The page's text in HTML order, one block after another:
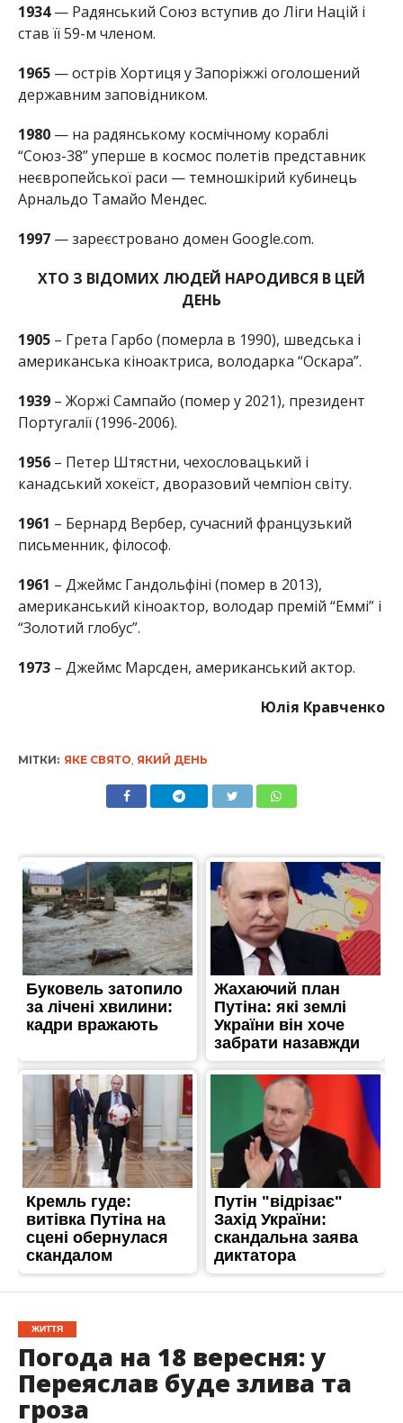
1934— Радянський Союз вступив до Ліги Націй і
став її 59-м членом.
1965— острів Хортиця у Запоріжжі оголошений
державним заповідником.
1980— на радянському космічному кораблі
“Союз-38” уперше в космос полетів представник
неєвропейської раси — темношкірий кубинець
Арнальдо Тамайо Мендес.
1997— зареєстровано домен Google.com.
ХТО З ВІДОМИХ ЛЮДЕЙ НАРОДИВСЯ В ЦЕЙ
ДЕНЬ
1905– Грета Гарбо (померла в 1990), шведська і
американська кіноактриса, володарка “Оскара”.
1939– Жоржі Сампайо (помер у 2021), президент
Португалії (1996-2006).
1956– Петер Штястни, чехословацький і
канадський хокеїст, дворазовий чемпіон світу.
1961 – Бернард Вербер, сучасний французький
письменник, філософ.
1961 – Джеймс Гандольфіні (помер в 2013),
американський кіноактор, володар премій “Еммі” і
“Золотий глобус”.
1973– Джеймс Марсден, американський актор.
Юлія Кравченко
МІТКИ: ЯКЕ СВЯТО ЯКИЙ ДЕНЬ
ЖИТТЯ
Погода на 18 вересня: у
Переяслав буде злива та
гроза